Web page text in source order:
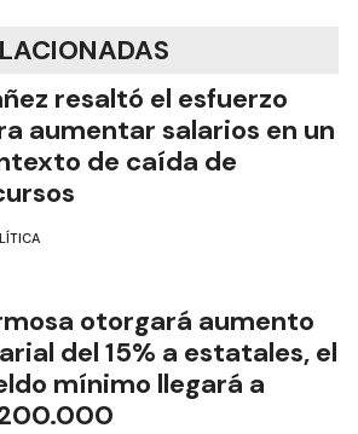
resaltó el esfuerzo
aumentar salarios en un
de caída de
otorgará aumento
del 15% a estatales, el
mínimo llegará a